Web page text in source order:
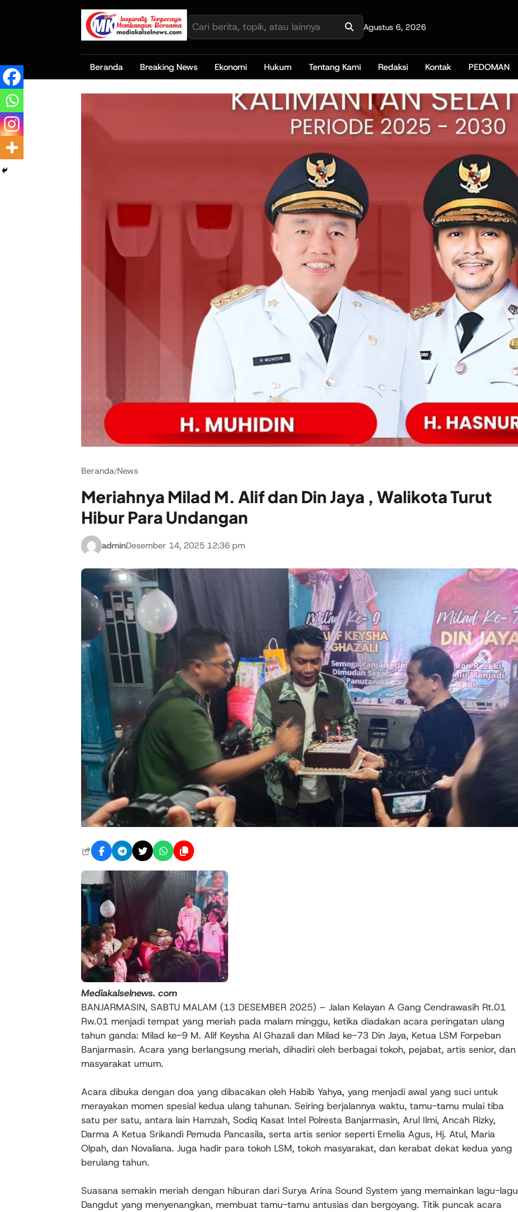
Agustus 6, 2026
Beranda Breaking News Ekonomi Hukum Tentang Kami Redaksi Kontak PEDOMAN
Beranda/News
Meriahnya Milad M. Alif dan Din Jaya , Walikota Turut
Hibur Para Undangan
adminDesember 14, 2025 12:36 pm
Mediakalselnews. com
BANJARMASIN, SABTU MALAM (13 DESEMBER 2025) – Jalan Kelayan A Gang Cendrawasih Rt.01
Rw.01 menjadi tempat yang meriah pada malam minggu, ketika diadakan acara peringatan ulang
tahun ganda: Milad ke-9 M. Alif Keysha Al Ghazali dan Milad ke-73 Din Jaya, Ketua LSM Forpeban
Banjarmasin. Acara yang berlangsung meriah, dihadiri oleh berbagai tokoh, pejabat, artis senior, dan
masyarakat umum.
Acara dibuka dengan doa yang dibacakan oleh Habib Yahya, yang menjadi awal yang suci untuk
merayakan momen spesial kedua ulang tahunan. Seiring berjalannya waktu, tamu-tamu mulai tiba
satu per satu, antara lain Hamzah, Sodiq Kasat Intel Polresta Banjarmasin, Arul Ilmi, Ancah Rizky,
Darma A Ketua Srikandi Pemuda Pancasila, serta artis senior seperti Emelia Agus, Hj. Atul, Maria
Olpah, dan Novaliana. Juga hadir para tokoh LSM, tokoh masyarakat, dan kerabat dekat kedua yang
berulang tahun.
Suasana semakin meriah dengan hiburan dari Surya Arina Sound System yang memainkan lagu-lagu
Dangdut yang menyenangkan, membuat tamu-tamu antusias dan bergoyang. Titik puncak acara